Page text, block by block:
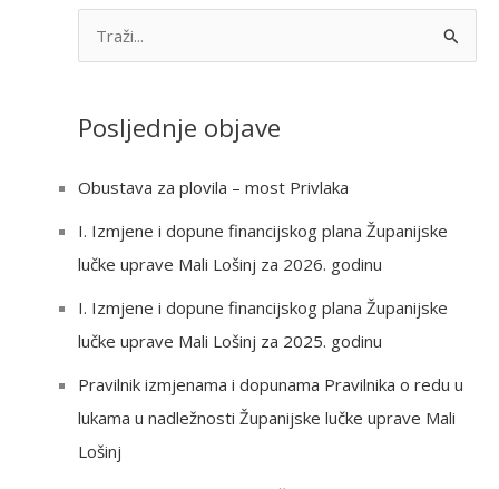
r
f
o
r
:
Posljednje objave
Obustava za plovila – most Privlaka
I. Izmjene i dopune financijskog plana Županijske
lučke uprave Mali Lošinj za 2026. godinu
I. Izmjene i dopune financijskog plana Županijske
lučke uprave Mali Lošinj za 2025. godinu
Pravilnik izmjenama i dopunama Pravilnika o redu u
lukama u nadležnosti Županijske lučke uprave Mali
Lošinj